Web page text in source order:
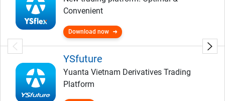
Convenient
Download now
YSfuture
Yuanta Vietnam Derivatives Trading
Platform